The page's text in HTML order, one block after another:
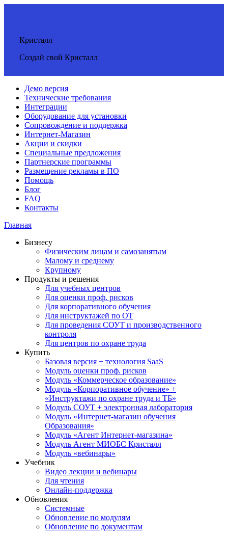
Кристалл
Создай свой Кристалл
Демо версия
Технические требования
Интеграции
Оборудование для установки
Сопровождение и поддержка
Интернет-Магазин
Акции и скидки
Специальные предложения
Партнерские программы
Размещение рекламы в ПО
Помощь
Блог
FAQ
Контакты
Главная
Бизнесу
Физическим лицам и самозанятым
Малому и среднему
Крупному
Продукты и решения
Для учебных центров
Для оценки проф. рисков
Для корпоративного обучения
Для инструктажей по ОТ
Для проведения СОУТ и производственного
контроля
Для центров по охране труда
Купить
Базовая версия + технология SaaS
Модуль оценки проф. рисков
Модуль «Коммерческое образование»
Модуль «Корпоративное обучение» +
«Инструктажи по охране труда и ТБ»
Модуль СОУТ + электронная лаборатория
Модуль «Интернет-магазин обучения
Образования»
Модуль «Агент Интернет-магазина»
Модуль Агент МИОБС Кристалл
Модуль «вебинары»
Учебник
Видео лекции и вебинары
Для чтения
Онлайн-поддержка
Обновления
Системные
Обновление по модулям
Обновление по документам